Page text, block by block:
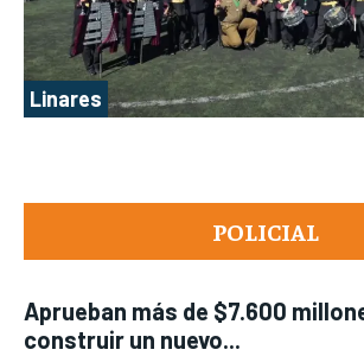
POLICIAL
Aprueban más de $7.600
construir un nuevo...
Linares